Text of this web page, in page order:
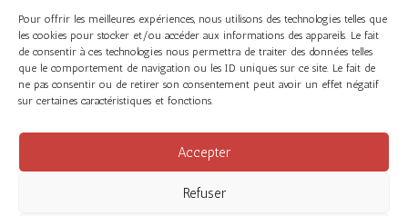
Pour offrir les meilleures expériences, nous utilisons des technologies telles que
les cookies pour stocker et/ou accéder aux informations des appareils. Le fait
de consentir à ces technologies nous permettra de traiter des données telles
que le comportement de navigation ou les ID uniques sur ce site. Le fait de
ne pas consentir ou de retirer son consentement peut avoir un effet négatif
sur certaines caractéristiques et fonctions.
Accepter
Refuser
Retrouvez tous les services d’A2com encliquant ici.
Instagram
Politique de confidentialité